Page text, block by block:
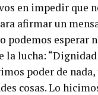
en impedir que
afirmar un
podemos esperar
la lucha:
poder de
cosas. Lo